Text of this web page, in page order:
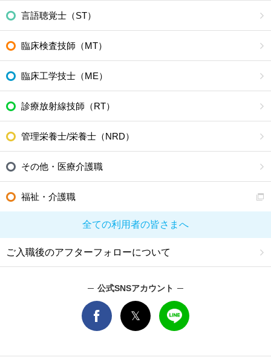
言語聴覚士（ST）
臨床検査技師（MT）
臨床工学技士（ME）
診療放射線技師（RT）
管理栄養士/栄養士（NRD）
その他・医療介護職
福祉・介護職
全ての利用者の皆さまへ
ご入職後のアフターフォローについて
公式SNSアカウント